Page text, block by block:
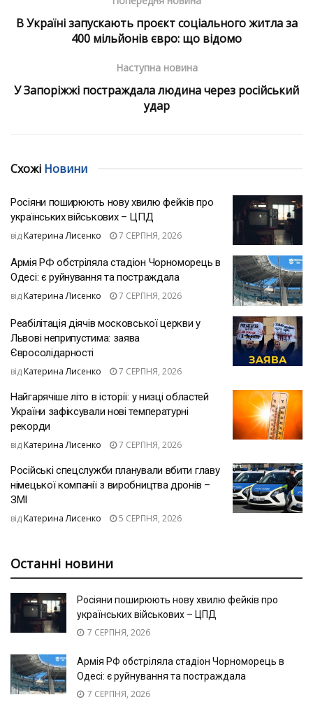
В Україні запускають проєкт соціального житла за
400 мільйонів євро: що відомо
Наступна новина
У Запоріжжі постраждала людина через російський
удар
Схожі Новини
Росіяни поширюють нову хвилю фейків про
українських військових – ЦПД
від Катерина Лисенко 7 СЕРПНЯ, 2026
Армія РФ обстріляла стадіон Чорноморець в
Одесі: є руйнування та постраждала
від Катерина Лисенко 7 СЕРПНЯ, 2026
Реабілітація діячів московської церкви у
Львові неприпустима: заява
Євросолідарності
від Катерина Лисенко 7 СЕРПНЯ, 2026
Найгарячіше літо в історії: у низці областей
України зафіксували нові температурні
рекорди
від Катерина Лисенко 7 СЕРПНЯ, 2026
Російські спецслужби планували вбити главу
німецької компанії з виробництва дронів –
ЗМІ
від Катерина Лисенко 5 СЕРПНЯ, 2026
Останні новини
Росіяни поширюють нову хвилю фейків про
українських військових – ЦПД
7 СЕРПНЯ, 2026
Армія РФ обстріляла стадіон Чорноморець в
Одесі: є руйнування та постраждала
7 СЕРПНЯ, 2026